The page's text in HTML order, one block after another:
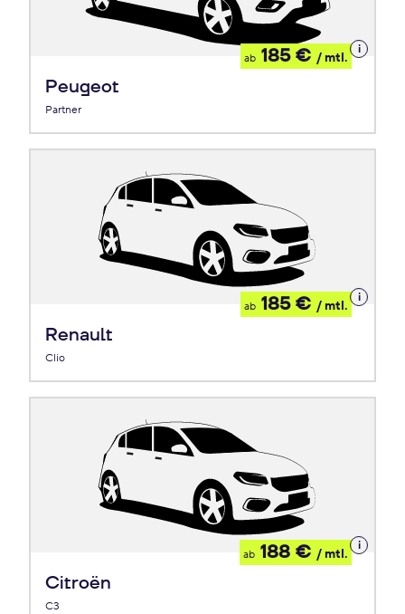
Peugeot
Partner
ab 185 € / mtl.
Details
zum
Renault
Clio
ab 185 € / mtl.
Details
zum
Citroën
C3
ab 188 € / mtl.
Details
zum